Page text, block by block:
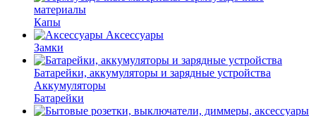
материалы
Капы
Аксессуары
Замки
Батарейки, аккумуляторы и зарядные устройства
Аккумуляторы
Батарейки